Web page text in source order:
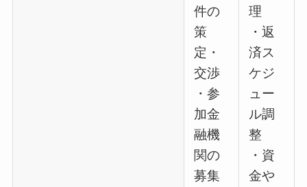
件の
策
定・
交渉
・参
加金
融機
関の
募集
理
・返
済ス
ケジ
ュー
ル調
整
・資
金や